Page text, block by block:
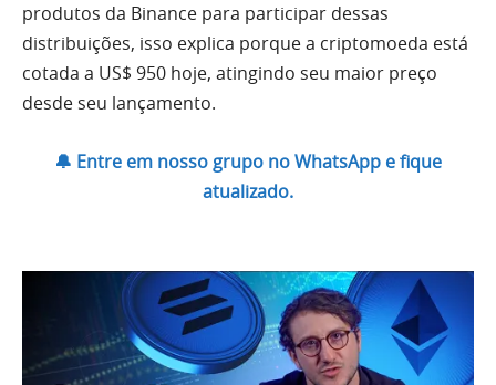
produtos da Binance para participar dessas
distribuições, isso explica porque a criptomoeda está
cotada a US$ 950 hoje, atingindo seu maior preço
desde seu lançamento.
🔔 Entre em nosso grupo no WhatsApp e fique
atualizado.